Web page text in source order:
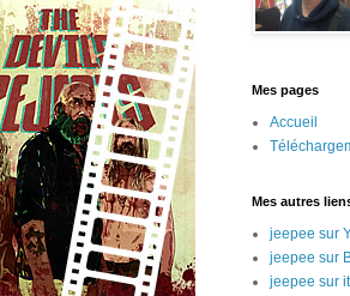
Mes pages
Accueil
Mes autres
jeepee sur
jeepee sur
jeepee sur